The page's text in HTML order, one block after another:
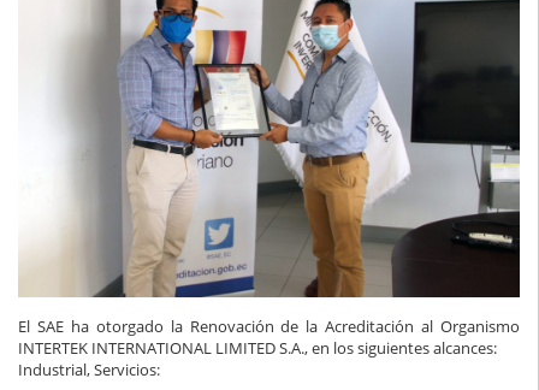
El SAE ha otorgado la Renovación de la Acreditación al Organismo
INTERTEK INTERNATIONAL LIMITED S.A., en los siguientes alcances:
Industrial, Servicios: